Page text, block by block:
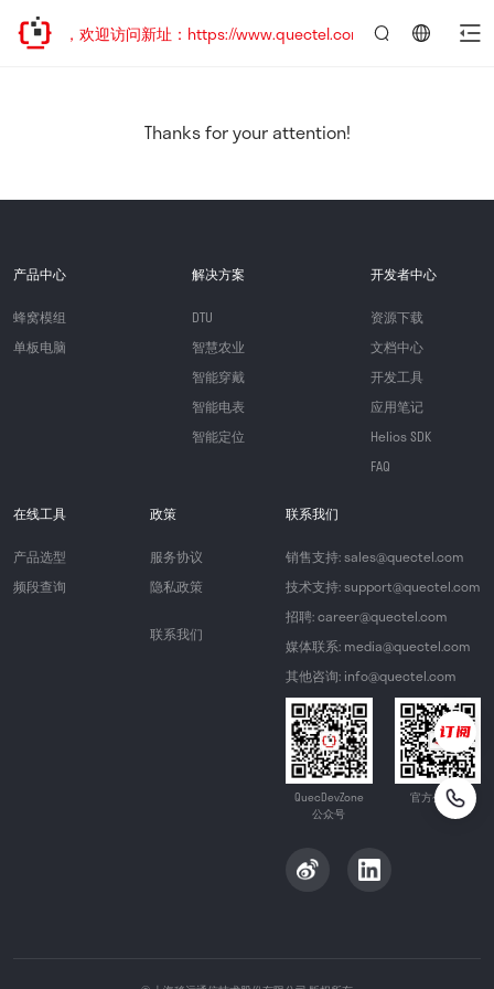
已迁移，欢迎访问新址：https://www.quectel.com.cn
Thanks for your attention!
产品中心
蜂窝模组
单板电脑
解决方案
DTU
智慧农业
智能穿戴
智能电表
智能定位
开发者中心
资源下载
文档中心
开发工具
应用笔记
Helios SDK
FAQ
在线工具
产品选型
频段查询
政策
服务协议
隐私政策
联系我们
联系我们
销售支持: sales@quectel.com
技术支持: support@quectel.com
招聘: career@quectel.com
媒体联系: media@quectel.com
其他咨询: info@quectel.com
QuecDevZone
公众号
官方公众号